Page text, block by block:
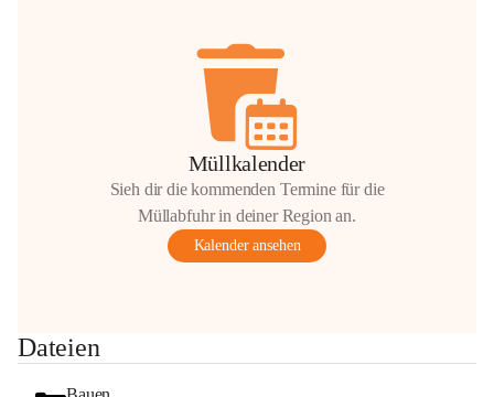
anrainer-service@omv.com
Bei Fragen, Anliegen oder Beschwerden.
Die OMV wird im Zuge von
Müllkalender
Sieh dir die kommenden Termine für die
Müllabfuhr in deiner Region an.
Kalender ansehen
Dateien